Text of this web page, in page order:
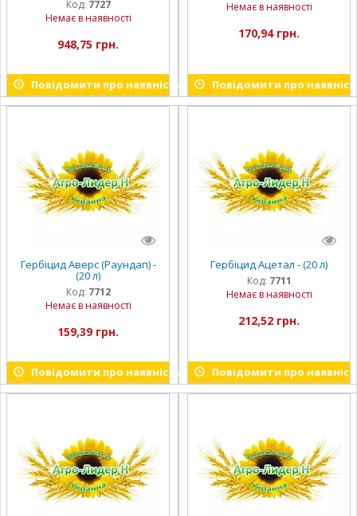
Код: 7727
Немає в наявності
948,75 грн.
Повідомити про наявність
Немає в наявності
170,94 грн.
Повідомити про
Гербіцид Аверс (Раундап) -
(20 л)
Код: 7712
Немає в наявності
159,39 грн.
Повідомити про наявність
Гербіцид Ацетал - (20 л)
Код: 7711
Немає в наявності
212,52 грн.
Повідомити про